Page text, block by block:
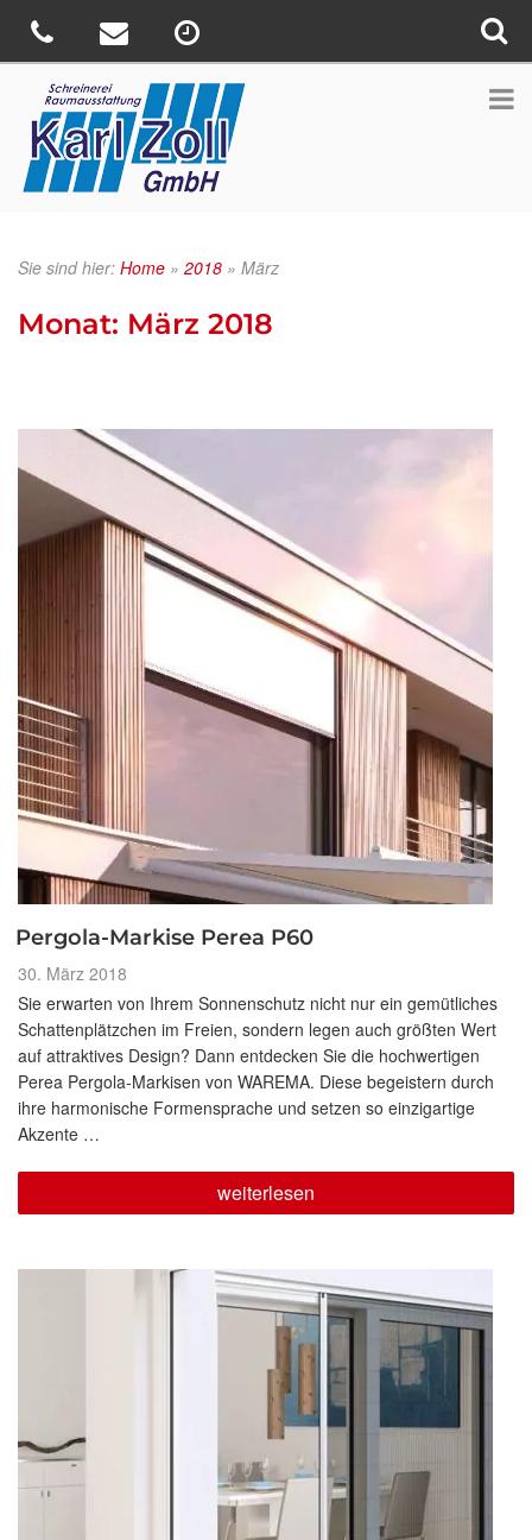
Sie sind hier: Home » 2018 » März
Monat: März 2018
Pergola-Markise Perea P60
Veröffentlicht
am
30. März 2018
Sie erwarten von Ihrem Sonnenschutz nicht nur ein gemütliches
Schattenplätzchen im Freien, sondern legen auch größten Wert
auf attraktives Design? Dann entdecken Sie die hochwertigen
Perea Pergola-Markisen von WAREMA. Diese begeistern durch
ihre harmonische Formensprache und setzen so einzigartige
Akzente …
„Pergola-
Markise
weiterlesen